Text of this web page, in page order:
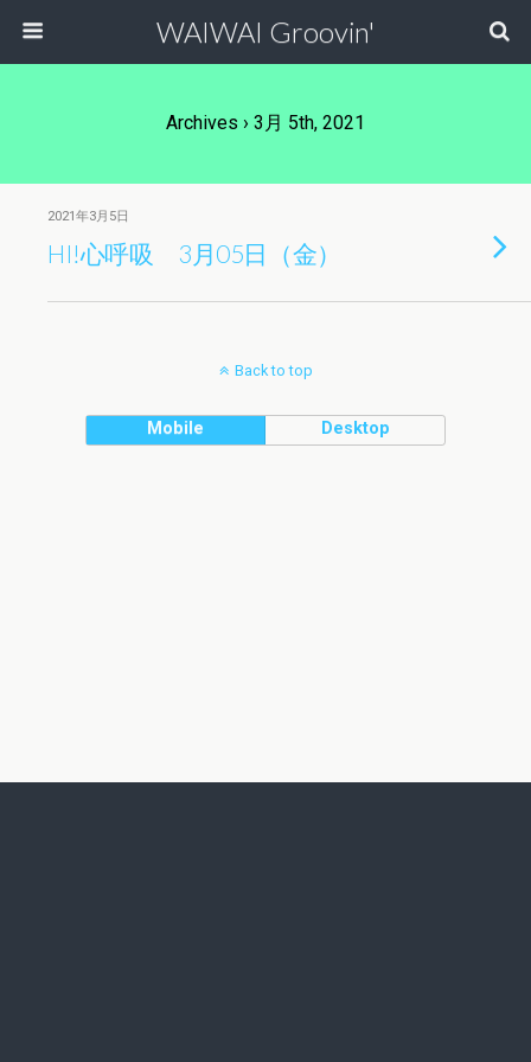
WAIWAI Groovin'
Archives › 3月 5th, 2021
2021年3月5日
HI!心呼吸 3月05日（金）
Back to top
Mobile Desktop